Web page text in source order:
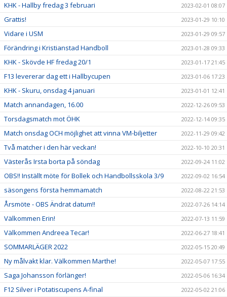
KHK - Hallby fredag 3 februari 2023-02-01 08:07
Grattis! 2023-01-29 10:10
Vidare i USM 2023-01-29 09:57
Förändring i Kristianstad Handboll 2023-01-28 09:33
KHK - Skövde HF fredag 20/1 2023-01-17 21:45
F13 levererar dag ett i Hallbycupen 2023-01-06 17:23
KHK - Skuru, onsdag 4 januari 2023-01-01 12:41
Match annandagen, 16.00 2022-12-26 09:53
Torsdagsmatch mot ÖHK 2022-12-14 09:35
Match onsdag OCH möjlighet att vinna VM-biljetter 2022-11-29 09:42
Två matcher i den här veckan! 2022-10-10 20:31
Västerås Irsta borta på söndag 2022-09-24 11:02
OBS!! Inställt möte för Bollek och Handbollsskola 3/9 2022-09-02 16:54
säsongens första hemmamatch 2022-08-22 21:53
Årsmöte - OBS Ändrat datum!! 2022-07-26 14:14
Välkommen Erin! 2022-07-13 11:59
Välkommen Andreea Tecar! 2022-06-27 18:41
SOMMARLÄGER 2022 2022-05-15 20:49
Ny målvakt klar. Välkommen Marthe! 2022-05-07 17:55
Saga Johansson förlänger! 2022-05-06 16:34
F12 Silver i Potatiscupens A-final 2022-05-02 21:06